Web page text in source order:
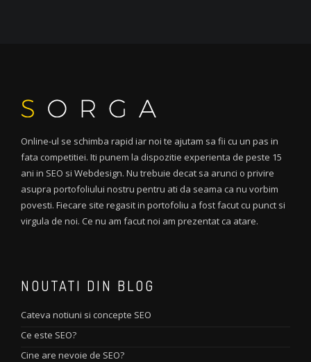
Online-ul se schimba rapid iar noi te ajutam sa fii cu un pas in
fata competitiei. Iti punem la dispozitie experienta de peste 15
ani in SEO si Webdesign. Nu trebuie decat sa arunci o privire
asupra portofoliului nostru pentru ati da seama ca nu vorbim
povesti. Fiecare site regasit in portofoliu a fost facut cu punct si
virgula de noi. Ce nu am facut noi am prezentat ca atare.
NOUTATI DIN BLOG
Cateva notiuni si concepte SEO
Ce este SEO?
Cine are nevoie de SEO?